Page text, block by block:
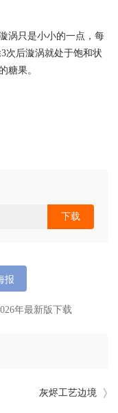
涡只是小小的一点，每
次后漩涡就处于饱和状
糖果。
下载
报
年最新版下载
灰烬工艺边境